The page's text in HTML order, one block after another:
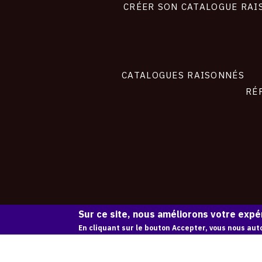
CRÉER SON CATALOGUE
CATALOGUES RAISONNÉS
Sur ce site, nous améliorons votre
En cliquant sur le bouton Accepter, vous nous